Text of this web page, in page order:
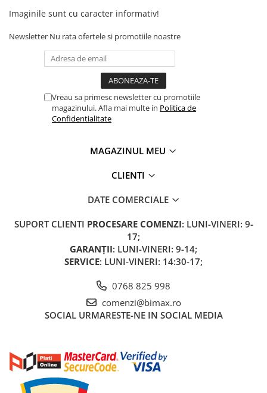
Imaginile sunt cu caracter informativ!
Newsletter Nu rata ofertele si promotiile noastre
Vreau sa primesc newsletter cu promotiile
magazinului. Afla mai multe in Politica de
Confidentialitate
MAGAZINUL MEU
CLIENTI
DATE COMERCIALE
SUPORT CLIENTI PROCESARE COMENZI: LUNI-VINERI: 9-
17;
GARANȚII: LUNI-VINERI: 9-14;
SERVICE: LUNI-VINERI: 14:30-17;
0768 825 998
comenzi@bimax.ro
SOCIAL URMARESTE-NE IN SOCIAL MEDIA